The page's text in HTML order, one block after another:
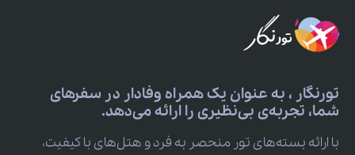
تورنگار ، به عنوان یک همراه وفادار در سفرهای
شما، تجربه‌ی بی‌نظیری را ارائه می‌دهد.
با ارائه بسته‌های تور منحصر به فرد و هتل‌های با کیفیت،